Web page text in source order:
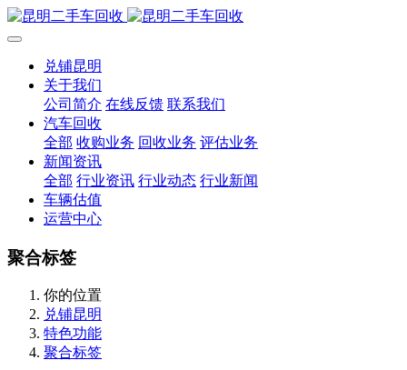
兑铺昆明
关于我们
公司简介 在线反馈 联系我们
汽车回收
全部 收购业务 回收业务 评估业务
新闻资讯
全部 行业资讯 行业动态 行业新闻
车辆估值
运营中心
聚合标签
你的位置
兑铺昆明
特色功能
聚合标签